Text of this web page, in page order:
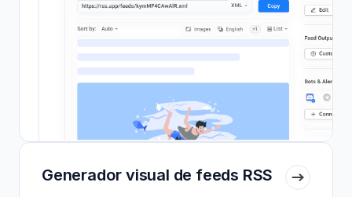
Generador visual de feeds RSS